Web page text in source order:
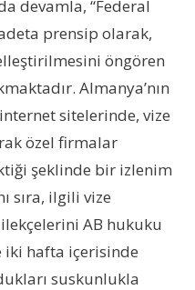
devamla, “Federal
prensip olarak,
öngören
Almanya’nın
sitelerinde, vize
özel firmalar
şeklinde bir izlenim
sıra, ilgili vize
AB hukuku
iki hafta içerisinde
suskunlukla